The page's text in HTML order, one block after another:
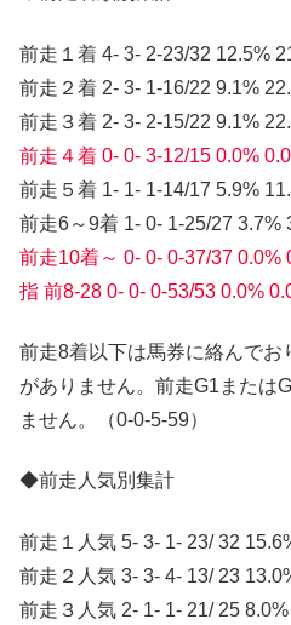
前走１着 4- 3- 2-23/32 12.5%
前走２着 2- 3- 1-16/22 9.1%
前走３着 2- 3- 2-15/22 9.1%
前走４着 0- 0- 3-12/15 0.0%
前走５着 1- 1- 1-14/17 5.9%
前走6～9着 1- 0- 1-25/27 3.7%
前走10着～ 0- 0- 0-37/37 0.0%
指 前8-28 0- 0- 0-53/53 0.0%
前走8着以下は馬券に絡んで
がありません。前走G1または
ません。（0-0-5-59）
◆前走人気別集計
前走１人気 5- 3- 1- 23/ 32
前走２人気 3- 3- 4- 13/ 23
前走３人気 2- 1- 1- 21/ 25